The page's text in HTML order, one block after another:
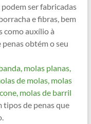
ser fabricadas
e fibras, bem
como auxílio à
penas obtém o seu
molas planas,
de molas, molas
molas de barril
de penas que